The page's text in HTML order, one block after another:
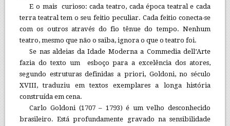
E o mais curioso: cada teatro, cada época teatral e cada
terra teatral tem o seu feitio peculiar. Cada feitio conecta-se
com os outros através do fio tênue do tempo. Nenhum
teatro, mesmo que não o saiba, ignora o que o teatro foi.
Se nas aldeias da Idade Moderna a Commedia dell’Arte
fazia do texto um esboço para a excelência dos atores,
segundo estruturas definidas a priori, Goldoni, no século
XVIII, traduziu em textos exemplares a longa história
construída em cena.
Carlo Goldoni (1707 – 1793) é um velho desconhecido
brasileiro. Está profundamente gravado na sensibilidade